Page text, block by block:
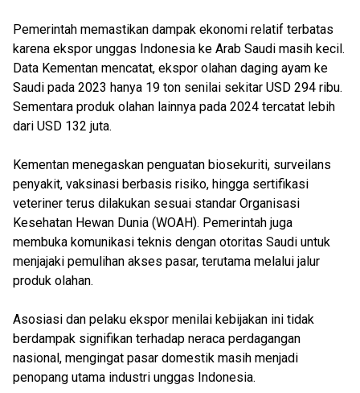
Pemerintah memastikan dampak ekonomi relatif terbatas
karena ekspor unggas Indonesia ke Arab Saudi masih kecil.
Data Kementan mencatat, ekspor olahan daging ayam ke
Saudi pada 2023 hanya 19 ton senilai sekitar USD 294 ribu.
Sementara produk olahan lainnya pada 2024 tercatat lebih
dari USD 132 juta.
Kementan menegaskan penguatan biosekuriti, surveilans
penyakit, vaksinasi berbasis risiko, hingga sertifikasi
veteriner terus dilakukan sesuai standar Organisasi
Kesehatan Hewan Dunia (WOAH). Pemerintah juga
membuka komunikasi teknis dengan otoritas Saudi untuk
menjajaki pemulihan akses pasar, terutama melalui jalur
produk olahan.
Asosiasi dan pelaku ekspor menilai kebijakan ini tidak
berdampak signifikan terhadap neraca perdagangan
nasional, mengingat pasar domestik masih menjadi
penopang utama industri unggas Indonesia.